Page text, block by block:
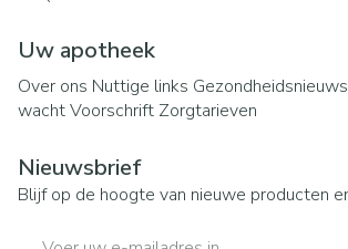
Uw apotheek
Over ons Nuttige links Gezondheidsnieuws
wachtVoorschrift Zorgtarieven
Nieuwsbrief
Blijf op de hoogte van nieuwe producten